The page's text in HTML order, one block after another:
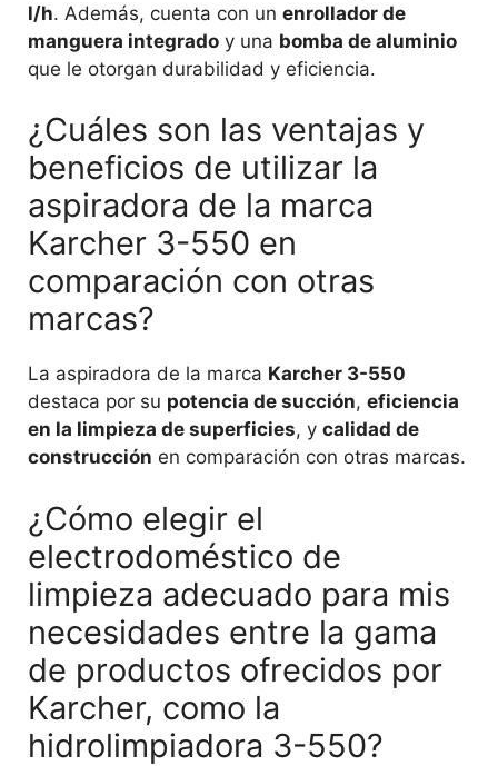
l/h. Además, cuenta con un enrollador de
manguera integrado y una bomba de aluminio
que le otorgan durabilidad y eficiencia.
¿Cuáles son las ventajas y
beneficios de utilizar la
aspiradora de la marca
Karcher 3-550 en
comparación con otras
marcas?
La aspiradora de la marca Karcher 3-550
destaca por su potencia de succión, eficiencia
en la limpieza de superficies, y calidad de
construcción en comparación con otras marcas.
¿Cómo elegir el
electrodoméstico de
limpieza adecuado para mis
necesidades entre la gama
de productos ofrecidos por
Karcher, como la
hidrolimpiadora 3-550?